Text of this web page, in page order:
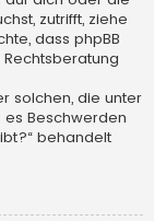
zutrifft, ziehe
dass phpBB
solchen, die unter
es Beschwerden
behandelt